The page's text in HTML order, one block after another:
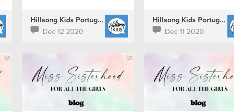
Hillsong Kids Portugal
Dec 12 2020
Hillsong Kids Portugal
Dec 11 2020